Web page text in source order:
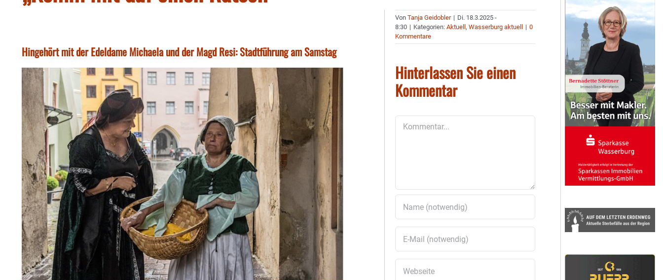
Hingehört mit der Edeldame Michaela und der Magd Resi: Stadtführung am Samstag
VonTanja Geidobler | Di. 18.3.2025 -
8:30 | Kategorien:Aktuell,Wasserburg aktuell | 0
Kommentare
Hinterlassen Sie einen
Kommentar